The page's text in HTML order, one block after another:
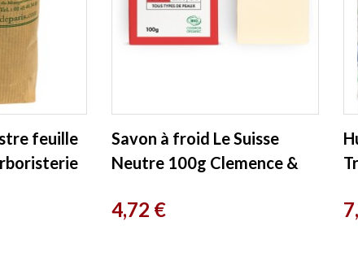
feuille
Savon à froid Le Suisse
Neutre 100g Clemence &
Prix
4,72 €